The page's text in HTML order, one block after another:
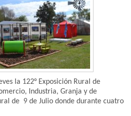
la 122° Exposición Rural de
Industria, Granja y de
de 9 de Julio donde durante cuatro